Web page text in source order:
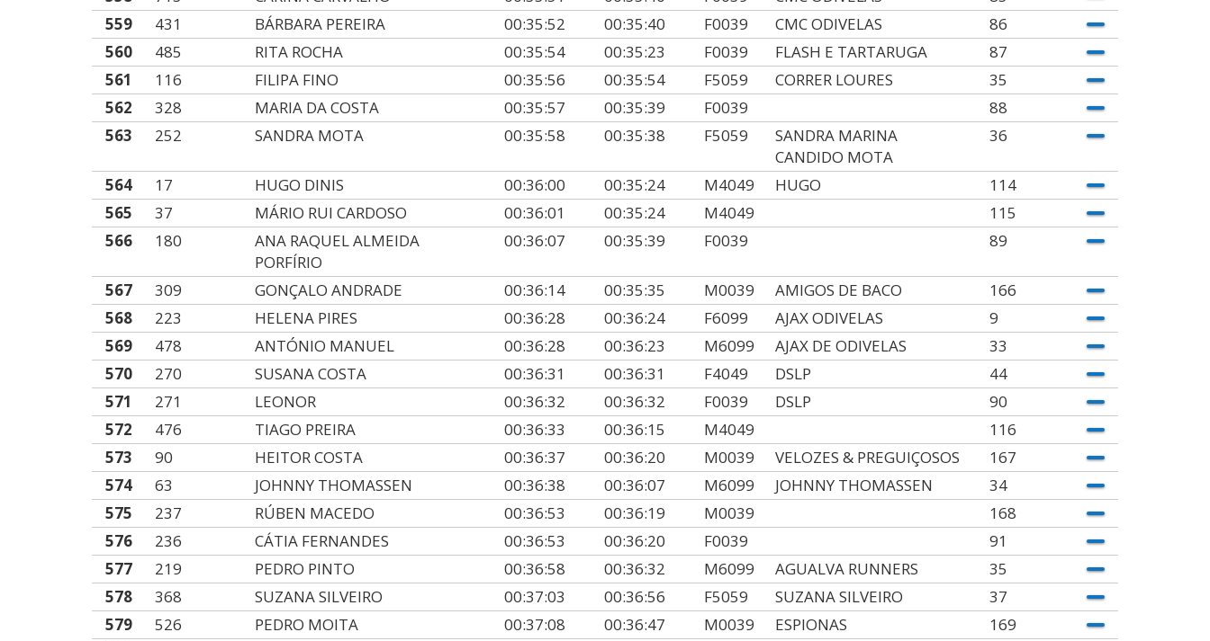
559
431 BÁRBARA PEREIRA 00:35:52 00:35:40 F0039 CMC ODIVELAS
86
560
485 RITA ROCHA 00:35:54 00:35:23 F0039 FLASH E TARTARUGA
87
561
116 FILIPA FINO 00:35:56 00:35:54 F5059 CORRER LOURES
35
562
328 MARIA DA COSTA 00:35:57 00:35:39 F0039
88
563
252 SANDRA MOTA 00:35:58 00:35:38 F5059
SANDRA MARINA
CANDIDO MOTA
36
564 17 HUGO DINIS 00:36:00 00:35:24 M4049 HUGO
114
565
37 MÁRIO RUI CARDOSO 00:36:01 00:35:24 M4049
115
566
180
ANA RAQUEL ALMEIDA
PORFÍRIO
00:36:07 00:35:39 F0039 89
567 309 GONÇALO ANDRADE 00:36:14 00:35:35 M0039 AMIGOS DE BACO
166
568
223 HELENA PIRES 00:36:28 00:36:24 F6099 AJAX ODIVELAS
9
569
478 ANTÓNIO MANUEL 00:36:28 00:36:23 M6099 AJAX DE ODIVELAS
33
570
270 SUSANA COSTA 00:36:31 00:36:31 F4049 DSLP
44
571
271 LEONOR 00:36:32 00:36:32 F0039 DSLP
90
572
476 TIAGO PREIRA 00:36:33 00:36:15 M4049
116
573
90 HEITOR COSTA 00:36:37 00:36:20 M0039 VELOZES & PREGUIÇOSOS
167
574
63 JOHNNY THOMASSEN 00:36:38 00:36:07 M6099 JOHNNY THOMASSEN
34
575
237 RÚBEN MACEDO 00:36:53 00:36:19 M0039
168
576
236 CÁTIA FERNANDES 00:36:53 00:36:20 F0039
91
577
219 PEDRO PINTO 00:36:58 00:36:32 M6099 AGUALVA RUNNERS
35
578
368 SUZANA SILVEIRO 00:37:03 00:36:56 F5059 SUZANA SILVEIRO
37
579
526 PEDRO MOITA 00:37:08 00:36:47 M0039 ESPIONAS
169